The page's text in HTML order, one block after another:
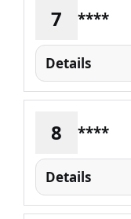
7 ****
Details
8 ****
Details